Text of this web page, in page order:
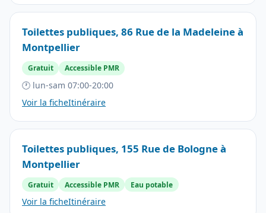
Toilettes publiques, 86 Rue de la Madeleine à
Montpellier
Gratuit Accessible PMR
🕐 lun-sam 07:00-20:00
Voir la ficheItinéraire
Toilettes publiques, 155 Rue de Bologne à
Montpellier
Gratuit Accessible PMR Eau potable
Voir la ficheItinéraire